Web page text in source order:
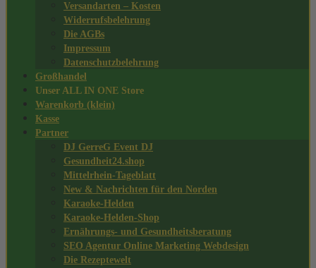
Versandarten – Kosten
Widerrufsbelehrung
Die AGBs
Impressum
Datenschutzbelehrung
Großhandel
Unser ALL IN ONE Store
Warenkorb (klein)
Kasse
Partner
DJ GerreG Event DJ
Gesundheit24.shop
Mittelrhein-Tageblatt
New & Nachrichten für den Norden
Karaoke-Helden
Karaoke-Helden-Shop
Ernährungs- und Gesundheitsberatung
SEO Agentur Online Marketing Webdesign
Die Rezeptewelt